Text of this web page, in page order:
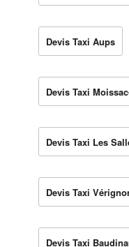
Devis Taxi Aups
Devis Taxi
Devis Taxi Les
Devis Taxi
Devis Taxi